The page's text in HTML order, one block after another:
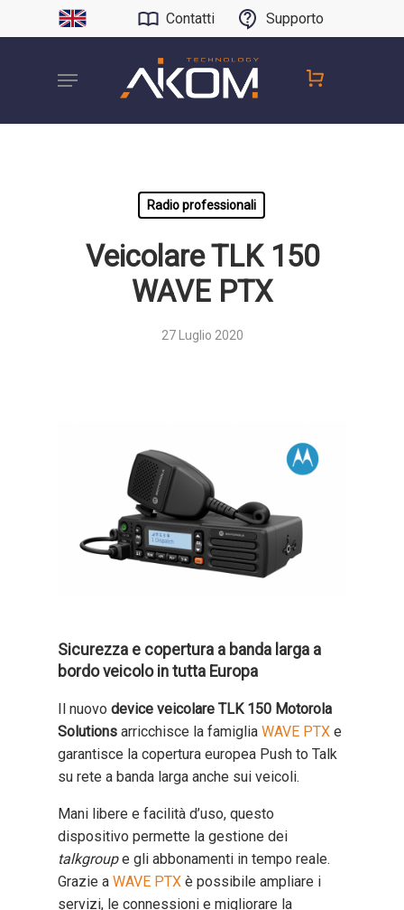
Contatti Supporto
Radio professionali
Veicolare TLK 150
WAVE PTX
27 Luglio 2020
Sicurezza e copertura a banda larga a
bordo veicolo in tutta Europa
Il nuovo device veicolare TLK 150 Motorola
Solutions arricchisce la famiglia WAVE PTX e
garantisce la copertura europea Push to Talk
su rete a banda larga anche sui veicoli.
Mani libere e facilità d’uso, questo
dispositivo permette la gestione dei
talkgroupe gli abbonamenti in tempo reale.
Grazie a WAVE PTX è possibile ampliare i
servizi, le connessioni e migliorare la